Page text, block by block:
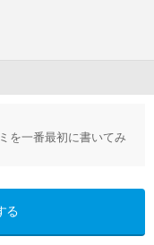
を一番最初に書いてみ
る